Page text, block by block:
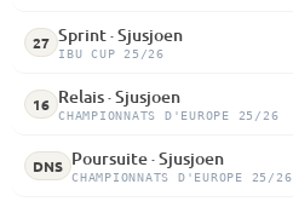
27 Sprint · Sjusjoen
IBU CUP 25/26
16 Relais · Sjusjoen
CHAMPIONNATS D'EUROPE 25/26
DNS Poursuite · Sjusjoen
CHAMPIONNATS D'EUROPE 25/26